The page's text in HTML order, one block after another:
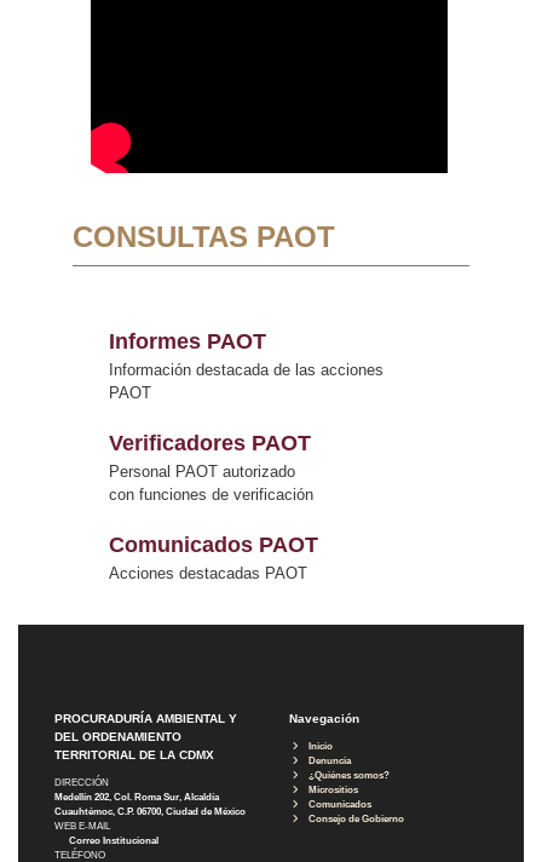
CONSULTAS PAOT
Informes PAOT
Información destacada de las acciones
PAOT
Verificadores PAOT
Personal PAOT autorizado
con funciones de verificación
Comunicados PAOT
Acciones destacadas PAOT
PROCURADURÍA AMBIENTAL Y
DEL ORDENAMIENTO
TERRITORIAL DE LA CDMX
DIRECCIÓN
Medellín 202, Col. Roma Sur, Alcaldía
Cuauhtémoc, C.P. 06700, Ciudad de México
WEB E-MAIL
Correo Institucional
TELÉFONO
Navegación
Inicio
Denuncia
¿Quiénes somos?
Micrositios
Comunicados
Consejo de Gobierno